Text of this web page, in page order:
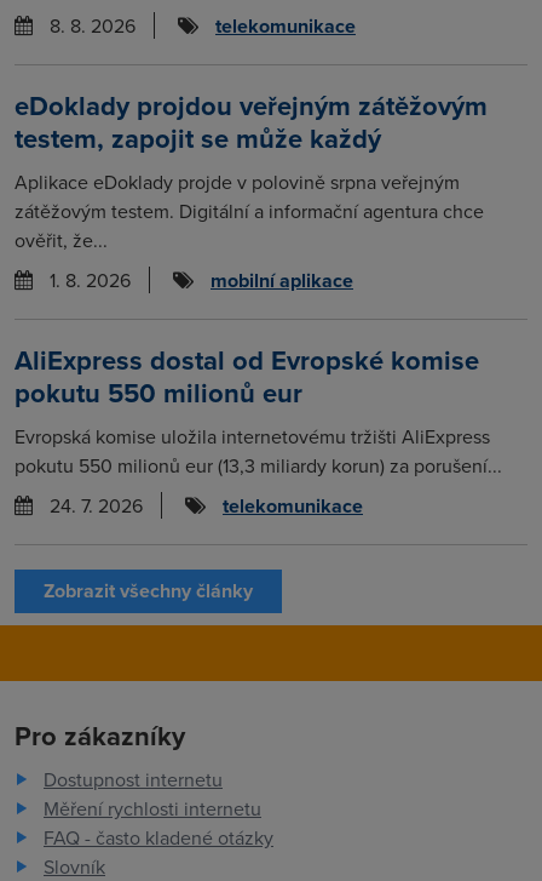
8. 8. 2026
telekomunikace
eDoklady projdou veřejným zátěžovým
testem, zapojit se může každý
Aplikace eDoklady projde v polovině srpna veřejným
zátěžovým testem. Digitální a informační agentura chce
ověřit, že...
1. 8. 2026
mobilní aplikace
AliExpress dostal od Evropské komise
pokutu 550 milionů eur
Evropská komise uložila internetovému tržišti AliExpress
pokutu 550 milionů eur (13,3 miliardy korun) za porušení...
24. 7. 2026
telekomunikace
Zobrazit všechny články
Pro zákazníky
Dostupnost internetu
Měření rychlosti internetu
FAQ - často kladené otázky
Slovník